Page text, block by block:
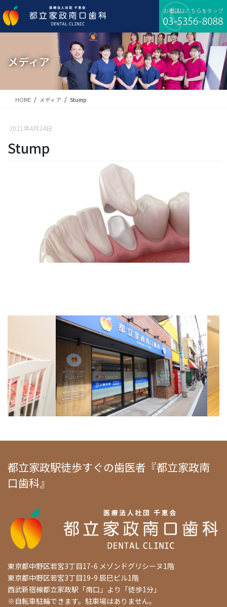
ン
テ
ビ
ゲ
移
メディア
HOME メディア Stump
2021年4月24日
Stump
都立家政駅徒歩すぐの歯医者『都立家政南
口歯科』
東京都中野区若宮3丁目17-6 メゾンドグリシーヌ1階
東京都中野区若宮3丁目19-9 辰巳ビル1階
西武新宿線都立家政駅「南口」より「徒歩1分」
※自転車駐輪できます。駐車場はありません。